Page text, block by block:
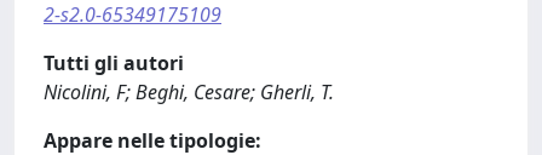
2-s2.0-65349175109
Tutti gli autori
Nicolini, F; Beghi, Cesare; Gherli, T.
Appare nelle tipologie: